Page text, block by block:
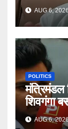
AUG 6,
POLITICS
मंत्रिमंडल
शिवगंगा
AUG 6,